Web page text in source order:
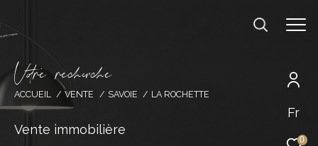
Fr
0
Vore recece
ACCUEIL VENTE SAVOIE LA ROCHETTE
Vente immobilière
Effectuer une recherche
et trouver le bien qui correspond à vos